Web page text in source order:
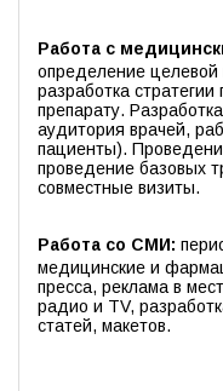
Работа с
определение целевой
разработка
препарату.
аудитория врачей,
пациенты).
проведение базовых
совместные визиты.
Работа со СМИ:
медицинские и
пресса, реклама в
радио и TV,
статей, макетов.